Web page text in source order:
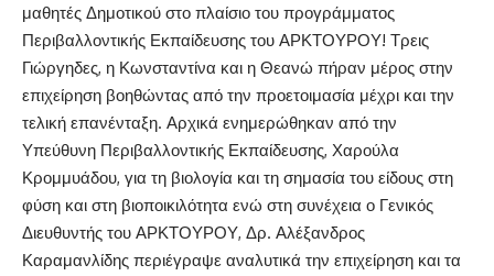
μαθητές Δημοτικού στο πλαίσιο του προγράμματος
Περιβαλλοντικής Εκπαίδευσης του ΑΡΚΤΟΥΡΟΥ! Τρεις
Γιώργηδες, η Κωνσταντίνα και η Θεανώ πήραν μέρος στην
επιχείρηση βοηθώντας από την προετοιμασία μέχρι και την
τελική επανένταξη. Αρχικά ενημερώθηκαν από την
Υπεύθυνη Περιβαλλοντικής Εκπαίδευσης, Χαρούλα
Κρομμυάδου, για τη βιολογία και τη σημασία του είδους στη
φύση και στη βιοποικιλότητα ενώ στη συνέχεια ο Γενικός
Διευθυντής του ΑΡΚΤΟΥΡΟΥ, Δρ. Αλέξανδρος
Καραμανλίδης περιέγραψε αναλυτικά την επιχείρηση και τα